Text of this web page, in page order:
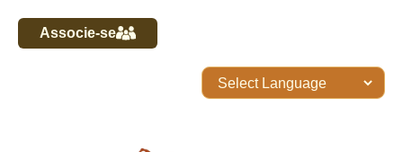
Associe-se